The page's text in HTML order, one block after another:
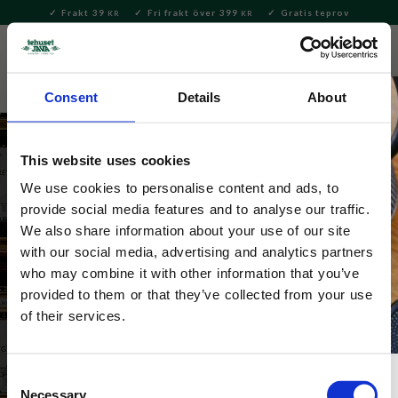
Consent Details About
This website uses cookies
We use cookies to personalise content and ads, to
provide social media features and to analyse our traffic.
We also share information about your use of our site
with our social media, advertising and analytics partners
who may combine it with other information that you’ve
provided to them or that they’ve collected from your use
of their services.
Consent
Necessary
Meny
Frakt 39 KR Fri frakt över 399 KR Gratis teprov
Detox- & Hälsote
Upptäck våra detox- och och hälsoteer. Många
alternativ av koffeinfritt te
med örter som kamomill, rosenblad och choklad. Vi har
även Ayurvediska blandningar!